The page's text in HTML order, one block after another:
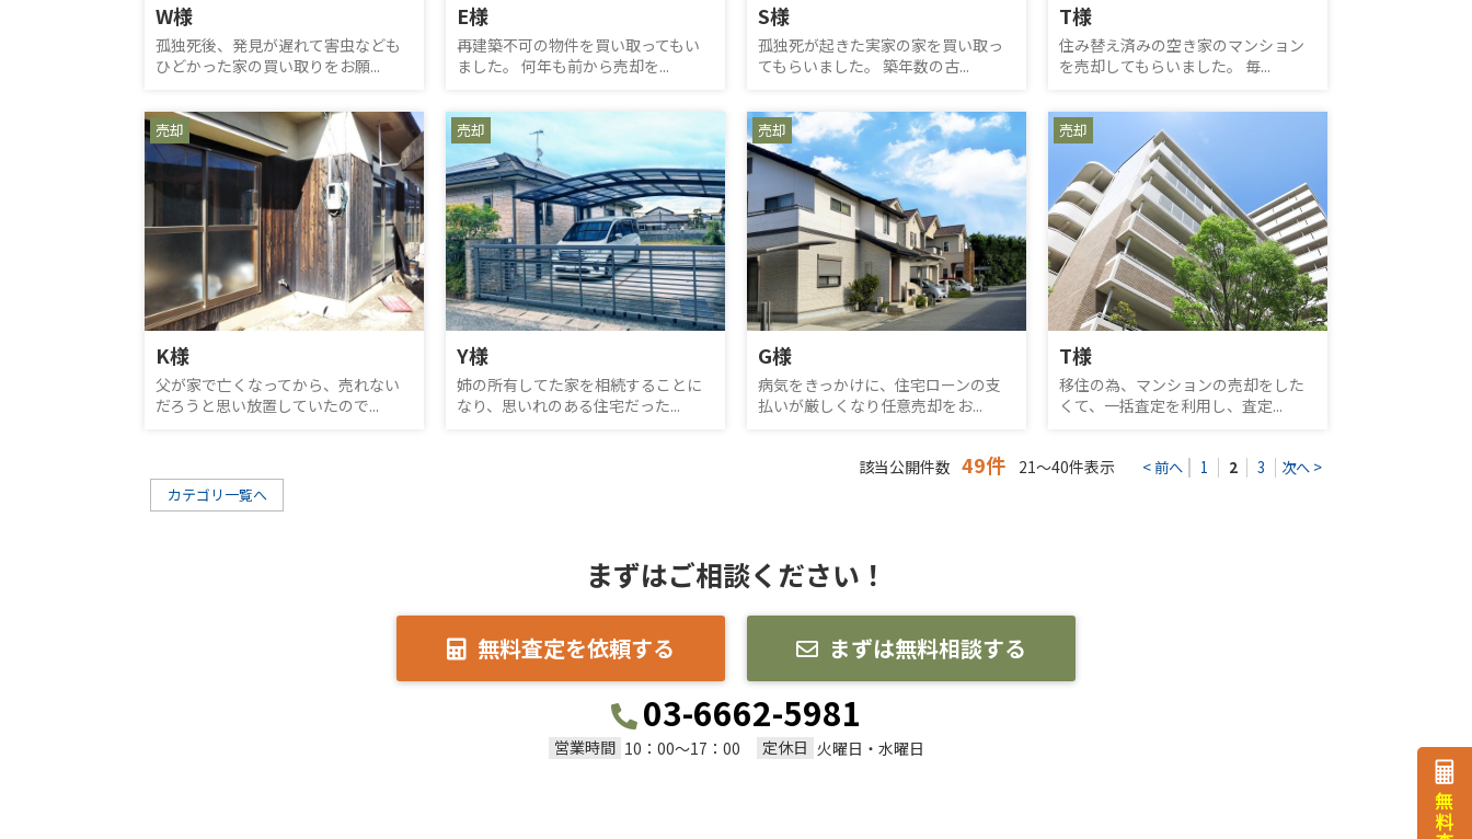
W様
孤独死後、発見が遅れて害虫なども
ひどかった家の買い取りをお願...
E様
再建築不可の物件を買い取ってもい
ました。 何年も前から売却を...
S様
孤独死が起きた実家の家を買い取っ
てもらいました。 築年数の古...
T様
住み替え済みの空き家のマンション
を売却してもらいました。 毎...
売却
K様
父が家で亡くなってから、売れない
だろうと思い放置していたので...
売却
Y様
姉の所有してた家を相続することに
なり、思いれのある住宅だった...
売却
G様
病気をきっかけに、住宅ローンの支
払いが厳しくなり任意売却をお...
売却
T様
移住の為、マンションの売却をした
くて、一括査定を利用し、査定...
該当公開件数 49件 21～40件表示 < 前へ 1 2 3
次へ >
カテゴリ一覧へ
まずはご相談ください！
無料査定を依頼する まずは無料相談する
03-6662-5981
営業時間 10：00～17：00 定休日 火曜日・水曜日